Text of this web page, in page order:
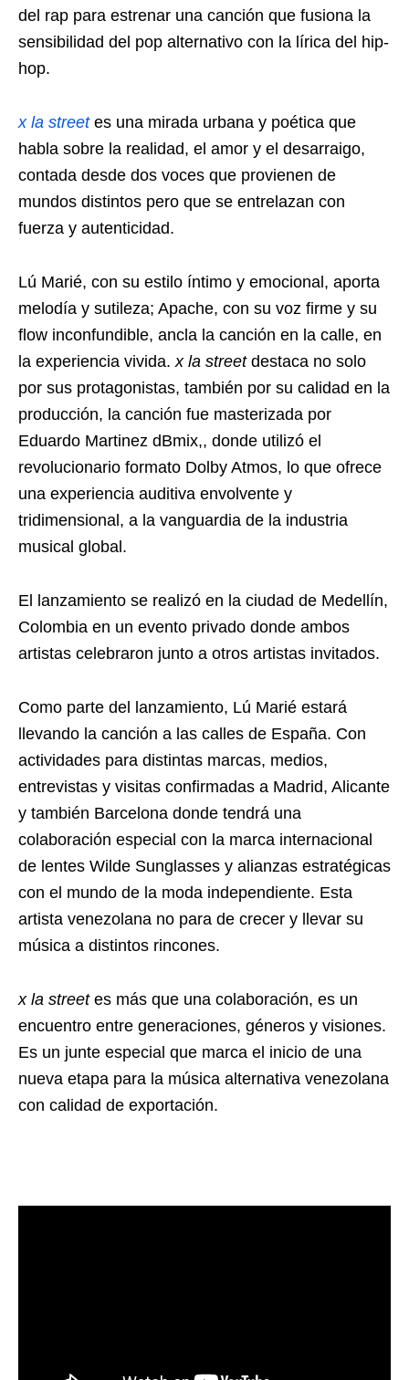
del rap para estrenar una canción que fusiona la
sensibilidad del pop alternativo con la lírica del hip-
hop.
x la streetes una mirada urbana y poética que
habla sobre la realidad, el amor y el desarraigo,
contada desde dos voces que provienen de
mundos distintos pero que se entrelazan con
fuerza y autenticidad.
Lú Marié, con su estilo íntimo y emocional, aporta
melodía y sutileza; Apache, con su voz firme y su
flow inconfundible, ancla la canción en la calle, en
la experiencia vivida.x la street destaca no solo
por sus protagonistas, también por su calidad en la
producción, la canción fue masterizada por
Eduardo Martinez dBmix,, donde utilizó el
revolucionario formato Dolby Atmos, lo que ofrece
una experiencia auditiva envolvente y
tridimensional, a la vanguardia de la industria
musical global.
El lanzamiento se realizó en la ciudad de Medellín,
Colombia en un evento privado donde ambos
artistas celebraron junto a otros artistas invitados.
Como parte del lanzamiento, Lú Marié estará
llevando la canción a las calles de España. Con
actividades para distintas marcas, medios,
entrevistas y visitas confirmadas a Madrid, Alicante
y también Barcelona donde tendrá una
colaboración especial con la marca internacional
de lentes Wilde Sunglasses y alianzas estratégicas
con el mundo de la moda independiente. Esta
artista venezolana no para de crecer y llevar su
música a distintos rincones.
x la streetes más que una colaboración, es un
encuentro entre generaciones, géneros y visiones.
Es un junte especial que marca el inicio de una
nueva etapa para la música alternativa venezolana
con calidad de exportación.